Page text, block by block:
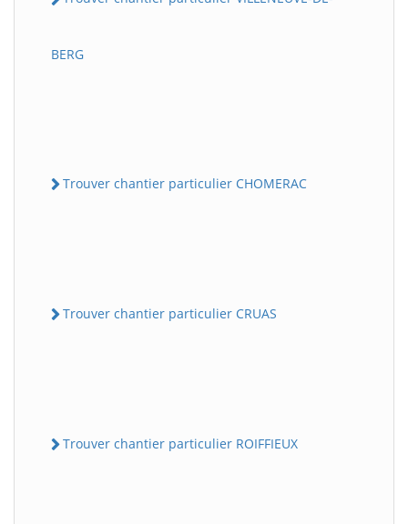
BERG
Trouver chantier particulier CHOMERAC
Trouver chantier particulier CRUAS
Trouver chantier particulier ROIFFIEUX